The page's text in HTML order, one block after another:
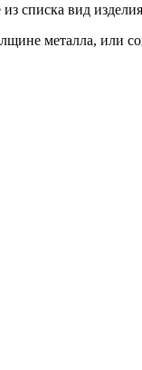
списка вид
металла, или